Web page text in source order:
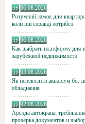
06.08.2026
Розумний замок для
коли він справді потрібен
06.08.2026
Как выбрать платформу для
зарубежной недвижимости
03.08.2026
Як перевозити акваріум без
обладнання
02.08.2026
Аренда автокрана:
проверка документов и